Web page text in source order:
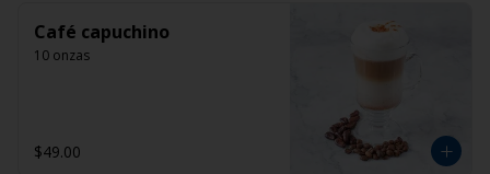
Café capuchino
10 onzas
$49.00